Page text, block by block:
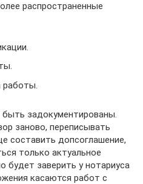
распространенные
работы.
задокументированы.
заново, переписывать
составить допсоглашение,
только актуальное
будет заверить у нотариуса
касаются работ с